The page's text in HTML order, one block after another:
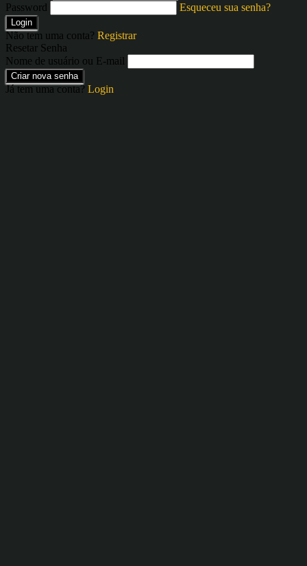
Password
Esqueceu sua senha?
Login
Não tem uma conta? Registrar
Resetar Senha
Nome de usuário ou E-mail
Criar nova senha
Já tem uma conta? Login